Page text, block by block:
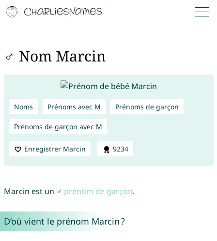
♂ Nom Marcin
Noms Prénoms avec M Prénoms de garçon
Prénoms de garçon avec M
Enregistrer Marcin 9234
Marcin est un ♂ prénom de garçon.
D’où vient le prénom Marcin ?